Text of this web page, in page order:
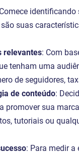
suas
relevantes: Com
tenham uma
de seguidores,
de conteúdo:
promover sua
tutoriais ou
: Para medir